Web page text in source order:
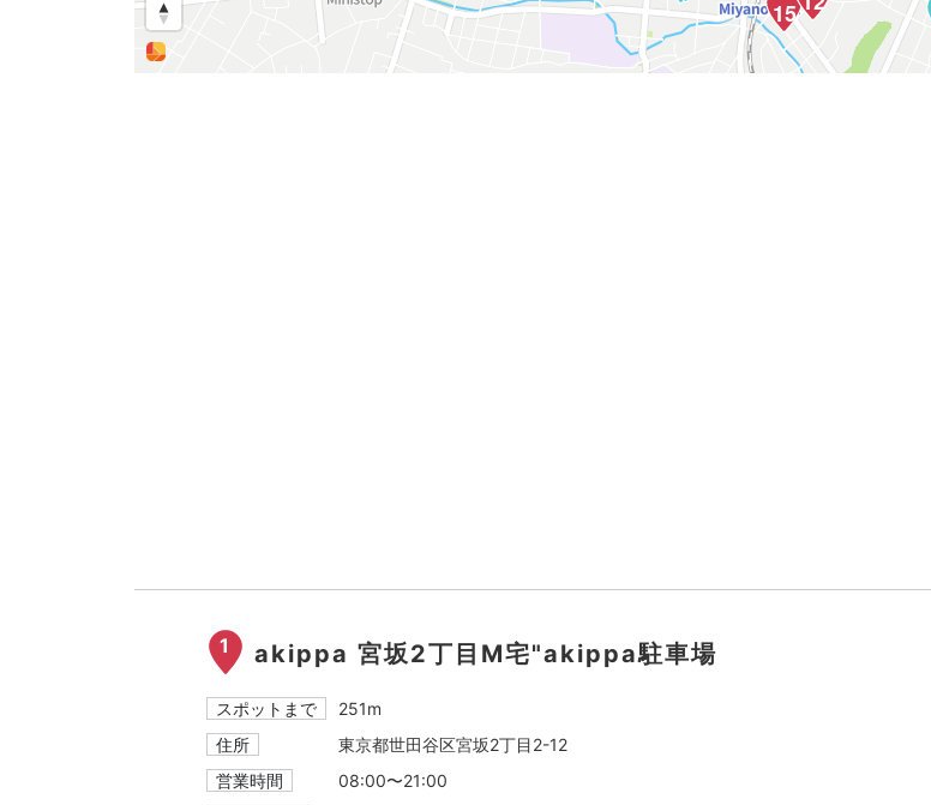
15
1 akippa 宮坂2丁目M宅"akippa駐車場
スポットまで
251m
住所
東京都世田谷区宮坂2丁目2-12
営業時間
08:00〜21:00